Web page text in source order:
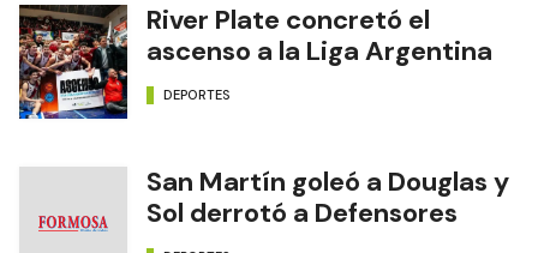
River Plate concretó el
ascenso a la Liga Argentina
DEPORTES
San Martín goleó a Douglas y
Sol derrotó a Defensores